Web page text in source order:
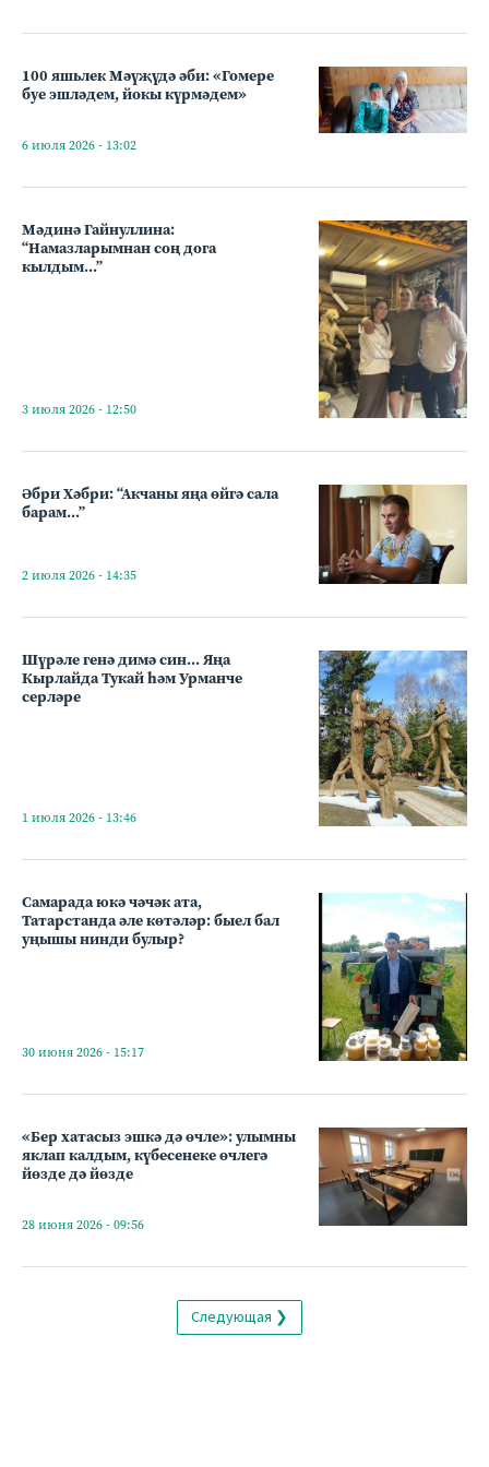
100 яшьлек Мәүҗүдә әби: «Гомере
буе эшләдем, йокы күрмәдем»
6 июля 2026 - 13:02
Мәдинә Гайнуллина:
“Намазларымнан соң дога
кылдым...”
3 июля 2026 - 12:50
Әбри Хәбри: “Акчаны яңа өйгә сала
барам...”
2 июля 2026 - 14:35
Шүрәле генә димә син... Яңа
Кырлайда Тукай һәм Урманче
серләре
1 июля 2026 - 13:46
Самарада юкә чәчәк ата,
Татарстанда әле көтәләр: быел бал
уңышы нинди булыр?
30 июня 2026 - 15:17
«Бер хатасыз эшкә дә өчле»: улымны
яклап калдым, күбесенеке өчлегә
йөзде дә йөзде
28 июня 2026 - 09:56
Следующая ❯